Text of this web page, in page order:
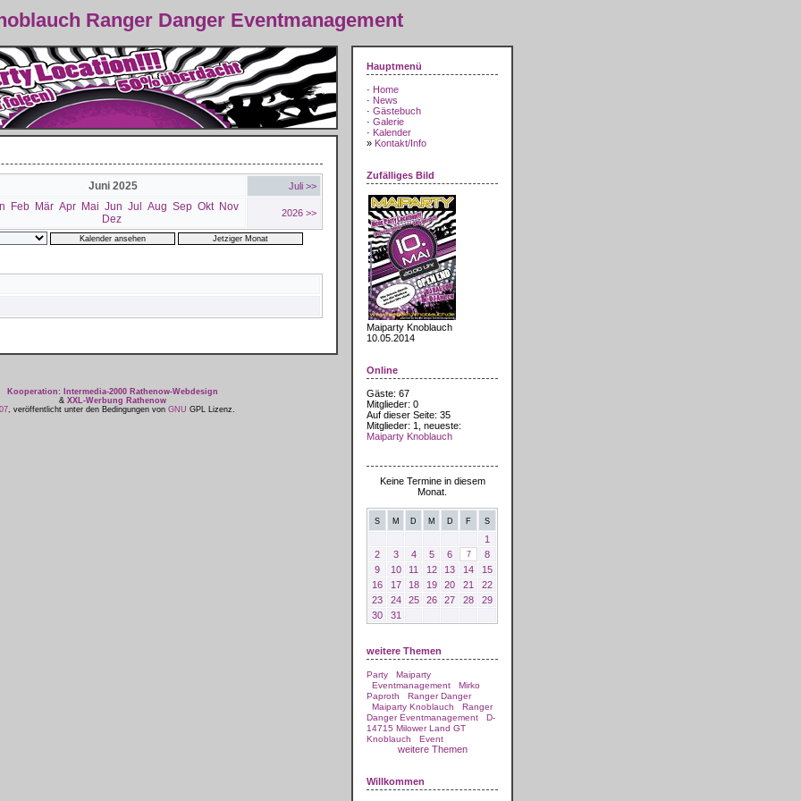
Ranger Danger Eventmanagement
Hauptmenü
· Home
· News
· Gästebuch
· Galerie
· Kalender
» Kontakt/Info
Zufälliges Bild
Maiparty Knoblauch
10.05.2014
Online
Gäste: 67
Mitglieder: 0
Auf dieser Seite: 35
Mitglieder: 1, neueste:
Maiparty Knoblauch
Keine Termine in diesem
Monat.
S M D M D F S
1
2
3 4 5 6 7
8
9
10 11 12 13 14
15
16
17 18 19 20 21
22
23
24 25 26 27 28
29
30
31
weitere Themen
Party
Maiparty
Eventmanagement
Mirko
Paproth
Ranger Danger
Maiparty Knoblauch
Ranger
Danger Eventmanagement
D-
14715 Milower Land GT
Knoblauch
Event
weitere Themen
Willkommen
Juni 2025 Juli >>
Feb Mär Apr Mai Jun Jul Aug Sep Okt Nov
Dez
2026 >>
Kooperation: Intermedia-2000 Rathenow-Webdesign
& XXL-Werbung Rathenow
, veröffentlicht unter den Bedingungen von GNU GPL Lizenz.